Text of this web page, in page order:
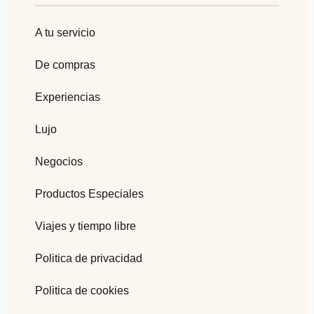
A tu servicio
De compras
Experiencias
Lujo
Negocios
Productos Especiales
Viajes y tiempo libre
Politica de privacidad
Politica de cookies